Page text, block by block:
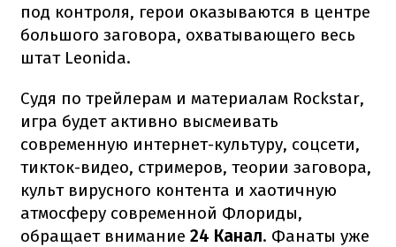
под контроля, герои оказываются в центре
большого заговора, охватывающего весь
штат Leonida.
Судя по трейлерам и материалам Rockstar,
игра будет активно высмеивать
современную интернет-культуру, соцсети,
тикток-видео, стримеров, теории заговора,
культ вирусного контента и хаотичную
атмосферу современной Флориды,
обращает внимание 24 Канал. Фанаты уже